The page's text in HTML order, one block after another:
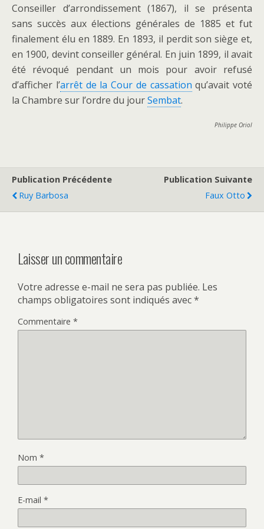
Conseiller d’arrondissement (1867), il se présenta
sans succès aux élections générales de 1885 et fut
finalement élu en 1889. En 1893, il perdit son siège et,
en 1900, devint conseiller général. En juin 1899, il avait
été révoqué pendant un mois pour avoir refusé
d’afficher l’arrêt de la Cour de cassation qu’avait voté
la Chambre sur l’ordre du jourSembat.
Philippe Oriol
Publication Précédente
Ruy Barbosa
Publication Suivante
Faux Otto
Laisser un commentaire
Votre adresse e-mail ne sera pas publiée. Les
champs obligatoires sont indiqués avec*
Commentaire *
Nom *
E-mail *